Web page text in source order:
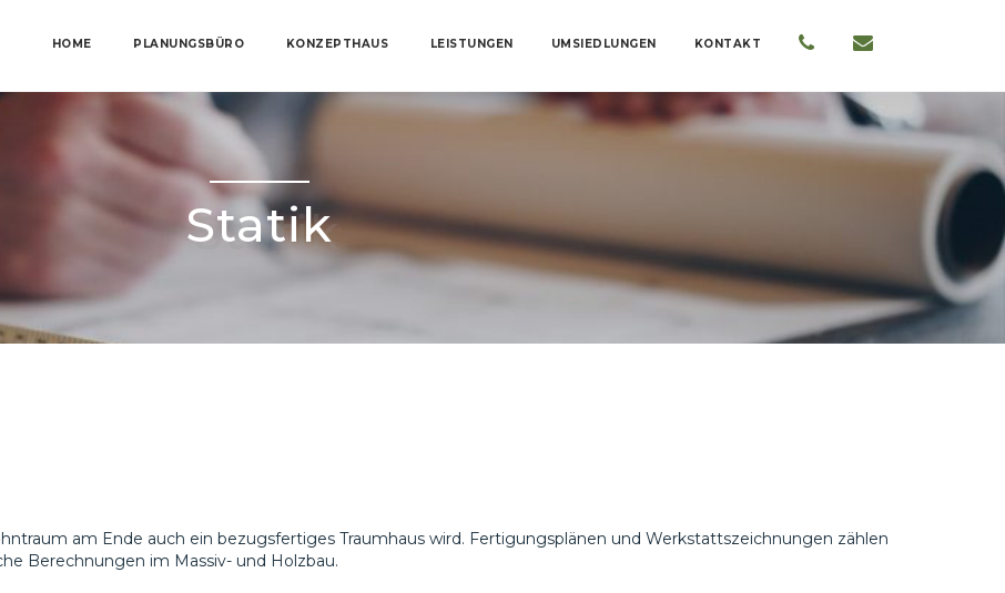
HOME PLANUNGSBÜRO KONZEPTHAUS LEISTUNGEN UMSIEDLUNGEN KONTAKT
Statik
am Ende auch ein bezugsfertiges Traumhaus wird. Fertigungsplänen und Werkstattszeichnungen zählen
Berechnungen im Massiv- und Holzbau.